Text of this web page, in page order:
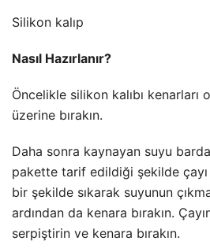
Silikon kalıp
Nasıl Hazırlanır?
Öncelikle silikon kalıbı kenarları
üzerine bırakın.
Daha sonra kaynayan suyu
pakette tarif edildiği şekilde
bir şekilde sıkarak suyunun
ardından da kenara bırakın.
serpiştirin ve kenara bırakın.